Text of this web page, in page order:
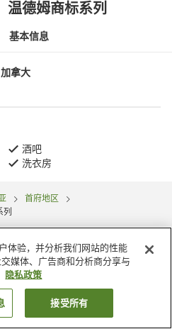
温德姆商标系列
基本信息
拿大
酒吧
洗衣房
首府地区
列
客房
体验，并分析我们网站的性能
媒体、广告商和分析商分享与
隐私政策
接受所有